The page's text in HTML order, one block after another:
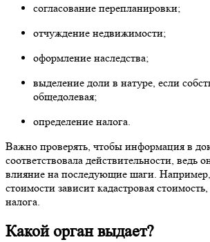
согласование перепланировки;
отчуждение недвижимости;
оформление наследства;
выделение доли в натуре, если
общедолевая;
определение налога.
Важно проверять, чтобы информация в
соответствовала действительности, ведь
влияние на последующие шаги.
стоимости зависит кадастровая
налога.
Какой орган выдает?